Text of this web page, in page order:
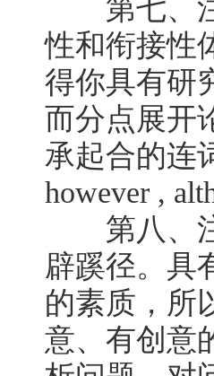
第七、注
性和衔接性
得你具有研
而分点展开
承起合的连
however ,
第八、注
辟蹊径。具
的素质，所
意、有创意